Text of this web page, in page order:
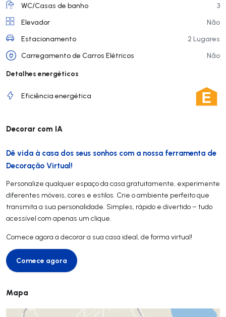
WC/Casas de banho
3
Elevador
Não
Estacionamento
2 Lugares
Carregamento de Carros Elétricos
Não
Detalhes energéticos
Eficiência energética
Decorar com IA
Dê vida à casa dos seus sonhos com a nossa ferramenta de
Decoração Virtual!
Personalize qualquer espaço da casa gratuitamente, experimente
diferentes móveis, cores e estilos. Crie o ambiente perfeito que
transmita a sua personalidade. Simples, rápido e divertido – tudo
acessível com apenas um clique.
Comece agora a decorar a sua casa ideal, de forma virtual!
Comece agora
Comece agora
Mapa